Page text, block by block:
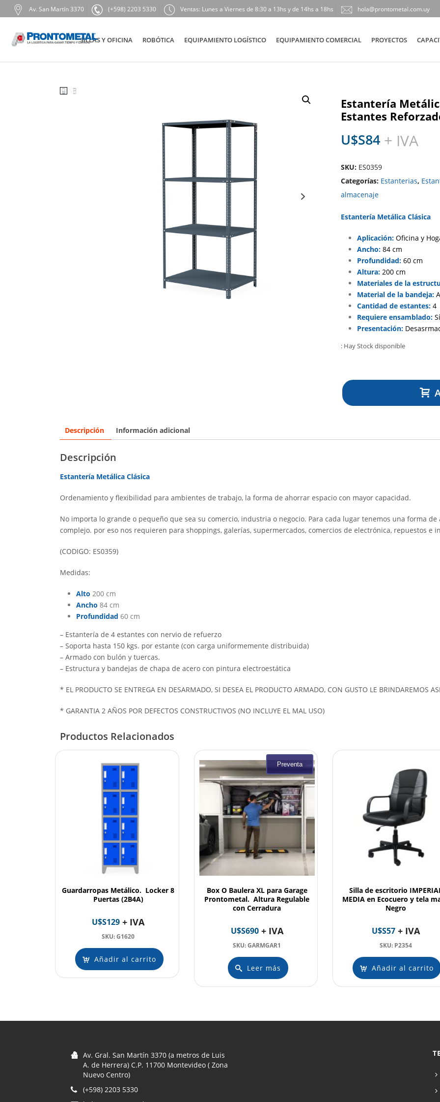
Av. San Martín 3370 (+598) 2203 5330 Ventas: Lunes a Viernes de 8:30 a 13hs y de 14hs a 18hs hola@prontometal.com.uy
SILLAS Y OFICINA ROBÓTICA EQUIPAMIENTO LOGÍSTICO EQUIPAMIENTO COMERCIAL PROYECTOS
Estantería
Estantes
U$S84 + IVA
SKU: ES0359
Categorías: Estanterias,
almacenaje
Estantería Metálica Clásica
Aplicación:Oficina y
Ancho:84 cm
Profundidad:60 cm
Altura:200 cm
Materiales de la
Material de la bandeja:
Cantidad de estantes:4
Requiere ensamblado:Sí
Presentación:
: Hay Stock disponible
Descripción Información adicional
Descripción
Estantería Metálica Clásica
Ordenamiento y flexibilidad para ambientes de trabajo, la forma de ahorrar espacio con mayor capacidad.
No importa lo grande o pequeño que sea su comercio, industria o negocio. Para cada lugar tenemos una forma
complejo. por eso nos requieren para shoppings, galerías, supermercados, comercios de electrónica, repuestos e
(CODIGO: ES0359)
Medidas:
Alto 200 cm
Ancho 84 cm
Profundidad 60 cm
– Estantería de 4 estantes con nervio de refuerzo
– Soporta hasta 150 kgs. por estante (con carga uniformemente distribuida)
– Armado con bulón y tuercas.
– Estructura y bandejas de chapa de acero con pintura electroestática
* EL PRODUCTO SE ENTREGA EN DESARMADO, SI DESEA EL PRODUCTO ARMADO, CON GUSTO LE BRINDAREMOS
* GARANTIA 2 AÑOS POR DEFECTOS CONSTRUCTIVOS (NO INCLUYE EL MAL USO)
Productos Relacionados
Guardarropas Metálico. Locker 8
Puertas (2B4A)
U$S129 + IVA
SKU: G1620
Añadir al carrito
Box O Baulera XL para Garage
Prontometal. Altura Regulable
con Cerradura
Preventa
U$S690+ IVA
SKU: GARMGAR1
Leer más
Silla de escritorio
MEDIA en Ecocuero y tela
Negro
U$S57+ IVA
SKU: P2354
Añadir al carrito
Av. Gral. San Martín 3370 (a metros de Luis
A. de Herrera) C.P. 11700 Montevideo ( Zona
Nuevo Centro)
(+598) 2203 5330